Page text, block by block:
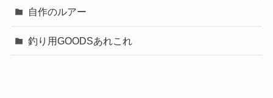
自作のルアー
釣り用GOODSあれこれ